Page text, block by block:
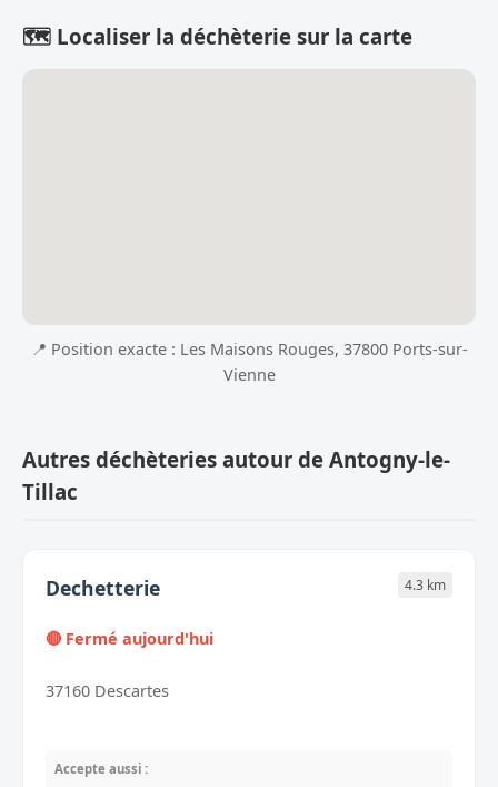
🗺️ Localiser la déchèterie sur la carte
📍 Position exacte : Les Maisons Rouges, 37800 Ports-sur-
Vienne
Autres déchèteries autour de Antogny-le-
Tillac
Dechetterie 4.3 km
🔴 Fermé aujourd'hui
37160 Descartes
Accepte aussi :